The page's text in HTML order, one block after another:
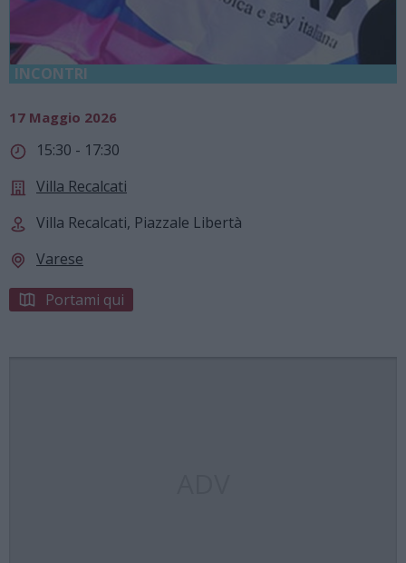
INCONTRI
17 Maggio 2026
15:30 - 17:30
Villa Recalcati
Villa Recalcati, Piazzale Libertà
Varese
Portami qui